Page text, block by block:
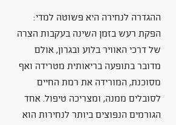
ההגדרה לנחירה היא פשוטה למדי:
הפקת רעש בזמן השינה בעקבות הצרה
של דרכי האוויר בלוע ובגרון, אולם
מדובר בתופעה בריאותית מטרידה ואף
מסוכנת, המורידה את רמת החיים
לסובלים ממנה, ומצריכה טיפול. אחד
הגורמים הנפוצים ביותר לנחירות הוא